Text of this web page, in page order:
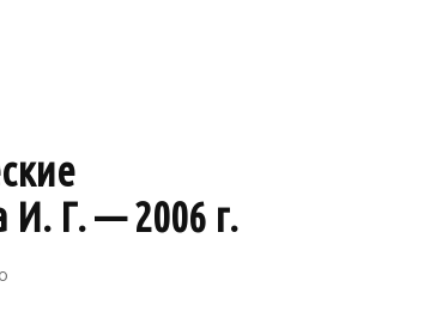
Г. — 2006 г.